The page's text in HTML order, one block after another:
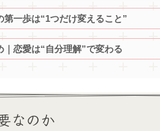
第一歩は“1つだけ変えること”
｜恋愛は“自分理解”で変わる
なのか